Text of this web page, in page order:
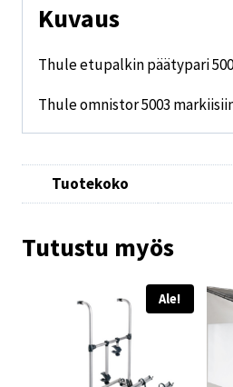
Kuvaus
Thule etupalkin päätypari
Thule omnistor 5003
Tuotekoko
Tutustu myös
Ale!